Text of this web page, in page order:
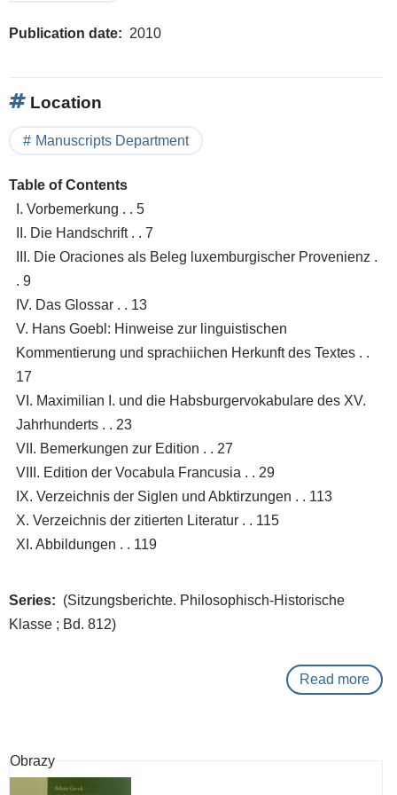
Publication date 2010
Location
Manuscripts Department
Table of Contents
I. Vorbemerkung . . 5
II. Die Handschrift . . 7
III. Die Oraciones als Beleg luxemburgischer Provenienz .
. 9
IV. Das Glossar . . 13
V. Hans Goebl: Hinweise zur linguistischen
Kommentierung und sprachiichen Herkunft des Textes . .
17
VI. Maximilian I. und die Habsburgervokabulare des XV.
Jahrhunderts . . 23
VII. Bemerkungen zur Edition . . 27
VIII. Edition der Vocabula Francusia . . 29
IX. Verzeichnis der Siglen und Abktirzungen . . 113
X. Verzeichnis der zitierten Literatur . . 115
XI. Abbildungen . . 119
Series
(Sitzungsberichte. Philosophisch-Historische
Klasse ; Bd. 812)
Read more
Obrazy